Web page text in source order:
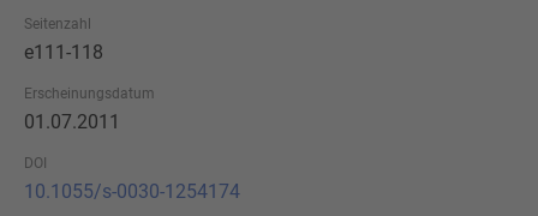
Seitenzahl
e111-118
Erscheinungsdatum
01.07.2011
DOI
10.1055/s-0030-1254174